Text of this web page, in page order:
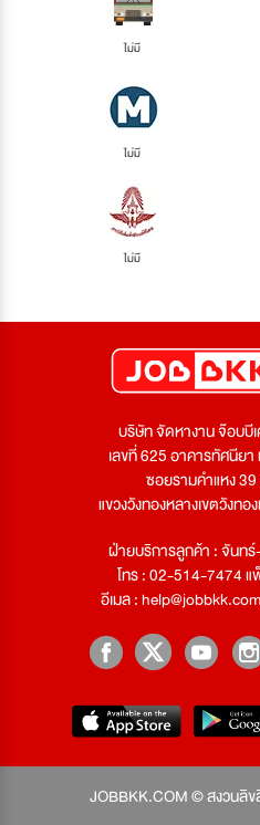
ไม่มี
ไม่มี
ไม่มี
บริษัท จัดหางาน จ๊อบบี
เลขที่ 625 อาคารทัศนีย
ซอยรามคำแหง
แขวงวังทองหลางเขตวังท
ฝ่ายบริการลูกค้า : จันท
โทร : 02-514-7474
อีเมล :help@jobbkk.com
JOBBKK.COM © สงวนลิ